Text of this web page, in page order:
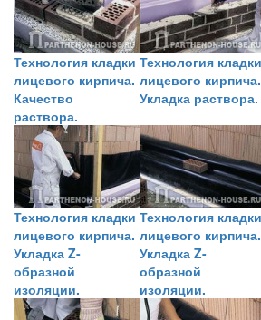
Технология кладки
лицевого кирпича.
Качество
раствора.
Технология кладки
лицевого кирпича.
Укладка раствора.
Технология кладки
лицевого кирпича.
Укладка Z-
образной
изоляции.
Технология кладки
лицевого кирпича.
Укладка Z-
образной
изоляции.